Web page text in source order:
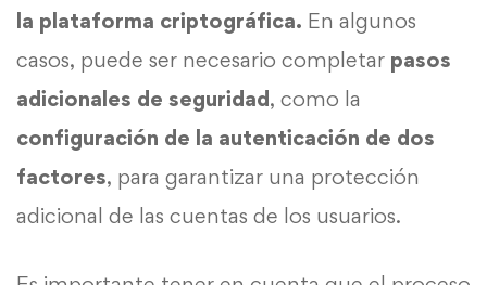
la plataforma criptográfica. En algunos
casos, puede ser necesario completar pasos
adicionales de seguridad, como la
configuración de la autenticación de dos
factores, para garantizar una protección
adicional de las cuentas de los usuarios.